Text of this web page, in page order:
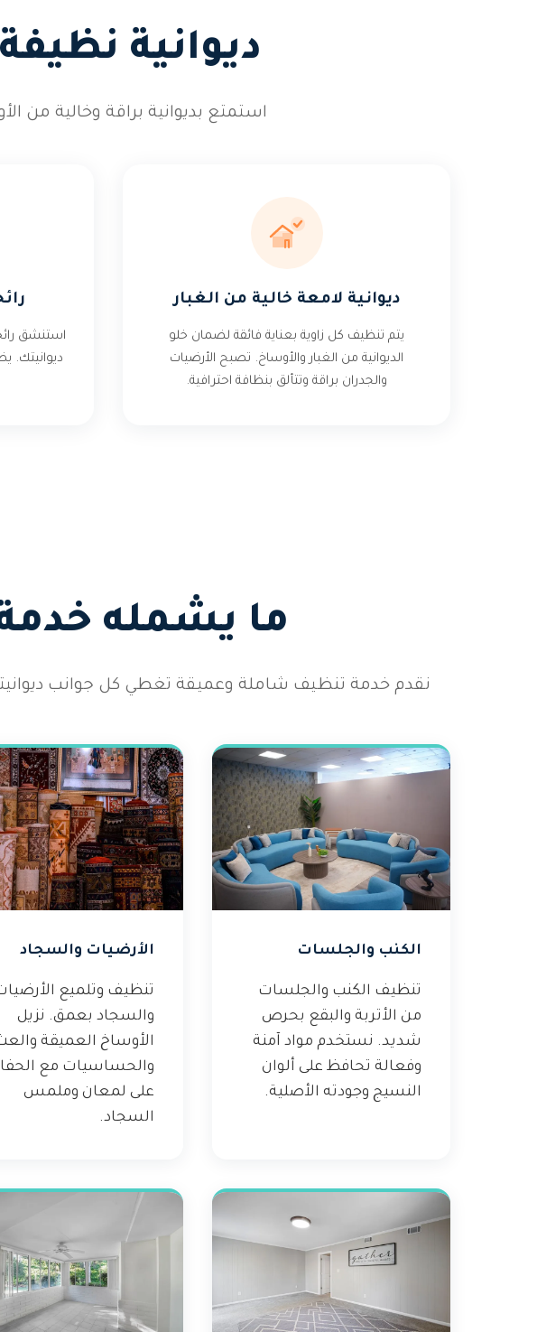
ديوانية
استمتع بديوانية براقة وخالية
ديوانية لامعة خالية من الغبار
يتم تنظيف كل زاوية بعناية فائقة لضمان خلو
الديوانية من الغبار والأوساخ. تصبح الأرضيات
والجدران براقة وتتألق بنظافة احترافية.
استنشق
ديوانيتك.
ما يشمله خدمة
نقدم خدمة تنظيف شاملة وعميقة تغطي كل جوانب
الكنب والجلسات
تنظيف الكنب والجلسات
من الأتربة والبقع بحرص
شديد. نستخدم مواد آمنة
وفعالة تحافظ على ألوان
النسيج وجودته الأصلية.
الأرضيات والسجاد
تنظيف وتلميع
والسجاد بعمق. نزيل
الأوساخ العميقة
والحساسيات مع
على لمعان وملمس
السجاد.